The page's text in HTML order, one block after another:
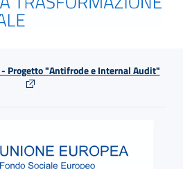
Progetto "Antifrode e Internal Audit"